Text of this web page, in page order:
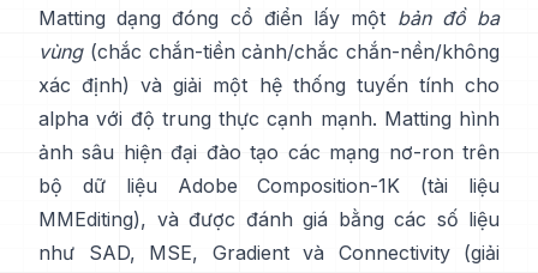
Matting dạng đóng cổ điển lấy một bản đồ ba
vùng(chắc chắn-tiền cảnh/chắc chắn-nền/không
xác định) và giải một hệ thống tuyến tính cho
alpha với độ trung thực cạnh mạnh. Matting hình
ảnh sâu hiện đại đào tạo các mạng nơ-ron trên
bộ dữ liệu Adobe Composition-1K (tài liệu
MMEditing), và được đánh giá bằng các số liệu
như
SAD, MSE, Gradient và Connectivity (giải